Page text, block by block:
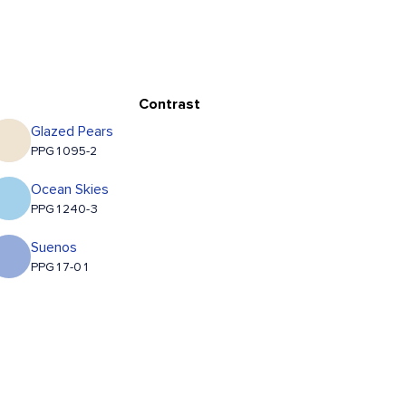
Contrast
Glazed Pears
PPG1095-2
Ocean Skies
PPG1240-3
Suenos
PPG17-01